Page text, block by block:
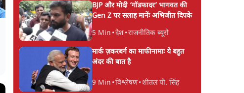
BJP और मोदी ‘गॉडफादर’ भागवत की
Gen Z पर सलाह मानेंः अभिजीत दिपके
5 Min •देश•राजनीतिक ब्यूरो
मार्क ज़करबर्ग का माफीनामाः ये बहुत
अंदर की बात है
9 Min •विश्लेषण•शीतल पी. सिंह